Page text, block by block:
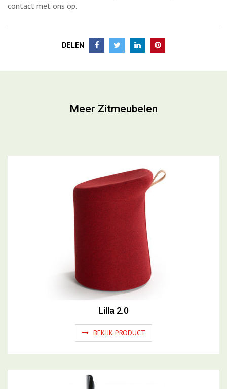
buiten. Deze stoel is stapelbaar tot 5 stuks en uitstekend
OFFERTE AANVRAGEN
Meer informatie
Meer Zitmeubelen